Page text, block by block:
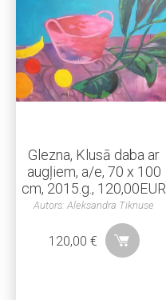
Glezna, Klusā daba ar
augļiem, a/e, 70 x 100
cm, 2015.g., 120,00EUR
Autors: Aleksandra Tiknuse
120,00 €